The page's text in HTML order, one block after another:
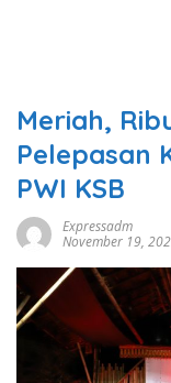
Meriah,
Pelepasan
PWI KSB
Expressadm
November 19,